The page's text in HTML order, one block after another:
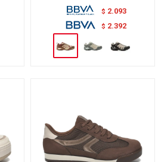
$ 2.093
$ 2.392